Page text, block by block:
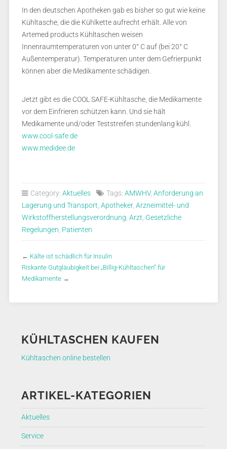
In den deutschen Apotheken gab es bisher so gut wie keine
Kühltasche, die die Kühlkette aufrecht erhält. Alle von
Artemed products Kühltaschen weisen
Innenraumtemperaturen von unter 0° C auf (bei 20° C
Außentemperatur). Temperaturen unter dem Gefrierpunkt
können aber die Medikamente schädigen.
Jetzt gibt es die COOL SAFE-Kühltasche, die Medikamente
vor dem Einfrieren schützen kann. Und sie hält
Medikamente und/oder Teststreifen stundenlang kühl.
www.cool-safe.de
www.medidee.de
Category: Aktuelles Tags: AMWHV, Anforderung an
Lagerung und Transport, Apotheker, Arzneimittel- und
Wirkstoffherstellungsverordnung, Arzt, Gesetzliche
Regelungen, Patienten
← Kälte ist schädlich für Insulin
Riskante Gutgläubigkeit bei „Billig-Kühltaschen” für
Medikamente→
KÜHLTASCHEN KAUFEN
Kühltaschen online bestellen
ARTIKEL-KATEGORIEN
Aktuelles
Service